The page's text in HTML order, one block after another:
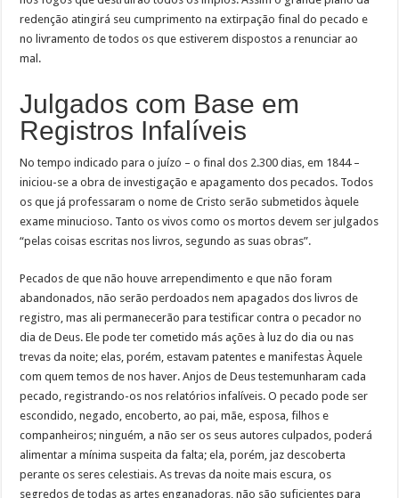
redenção atingirá seu cumprimento na extirpação final do pecado e
no livramento de todos os que estiverem dispostos a renunciar ao
mal.
Julgados com Base em
Registros Infalíveis
No tempo indicado para o juízo – o final dos 2.300 dias, em 1844 –
iniciou-se a obra de investigação e apagamento dos pecados. Todos
os que já professaram o nome de Cristo serão submetidos àquele
exame minucioso. Tanto os vivos como os mortos devem ser julgados
“pelas coisas escritas nos livros, segundo as suas obras”.
Pecados de que não houve arrependimento e que não foram
abandonados, não serão perdoados nem apagados dos livros de
registro, mas ali permanecerão para testificar contra o pecador no
dia de Deus. Ele pode ter cometido más ações à luz do dia ou nas
trevas da noite; elas, porém, estavam patentes e manifestas Àquele
com quem temos de nos haver. Anjos de Deus testemunharam cada
pecado, registrando-os nos relatórios infalíveis. O pecado pode ser
escondido, negado, encoberto, ao pai, mãe, esposa, filhos e
companheiros; ninguém, a não ser os seus autores culpados, poderá
alimentar a mínima suspeita da falta; ela, porém, jaz descoberta
perante os seres celestiais. As trevas da noite mais escura, os
segredos de todas as artes enganadoras, não são suficientes para